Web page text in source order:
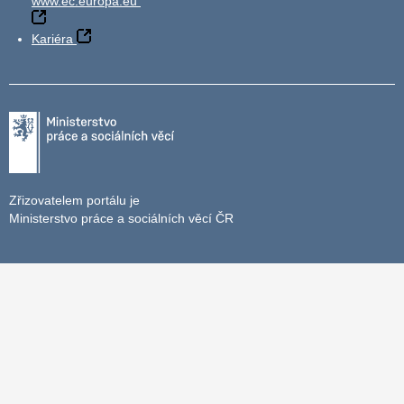
Kariéra
Zřizovatelem portálu je
Ministerstvo práce a sociálních věcí ČR